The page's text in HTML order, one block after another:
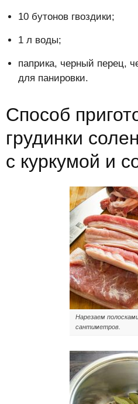
10 бутонов гвоздики;
1 л воды;
паприка, черный перец,
для панировки.
Способ
грудинки
с куркумой и
Нарезаем
сантиметров.